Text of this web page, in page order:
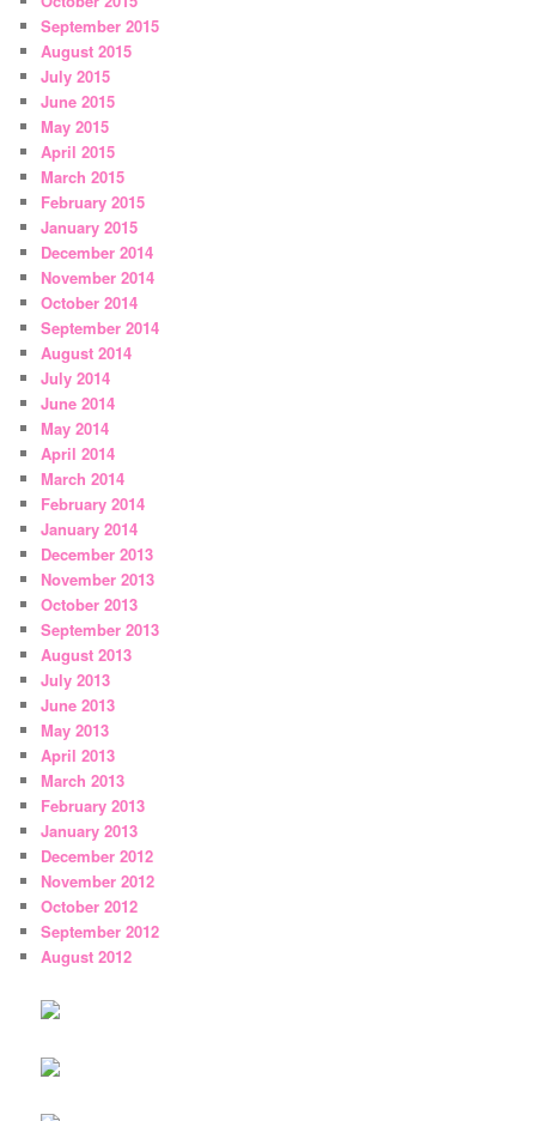
September 2015
August 2015
July 2015
June 2015
May 2015
April 2015
March 2015
February 2015
January 2015
December 2014
November 2014
October 2014
September 2014
August 2014
July 2014
June 2014
May 2014
April 2014
March 2014
February 2014
January 2014
December 2013
November 2013
October 2013
September 2013
August 2013
July 2013
June 2013
May 2013
April 2013
March 2013
February 2013
January 2013
December 2012
November 2012
October 2012
September 2012
August 2012